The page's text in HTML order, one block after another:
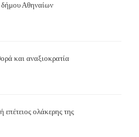
άλλο δημοκρατία
τον καπιταλισμό και τον φασισμό; Η
ένα άρθρο που έπρεπε να είχαμε
Αθηναίων
και αναξιοκρατία
επέτειος ολάκερης της